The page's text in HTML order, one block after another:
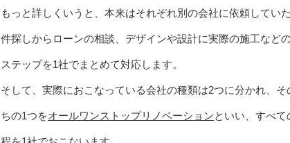
もっと詳しくいうと、本来はそれぞれ別の会社に依頼してい
件探しからローンの相談、デザインや設計に実際の施工など
ステップを1社でまとめて対応します。
そして、実際におこなっている会社の種類は2つに分かれ、そ
ちの1つをオールワンストップリノベーションといい、すべて